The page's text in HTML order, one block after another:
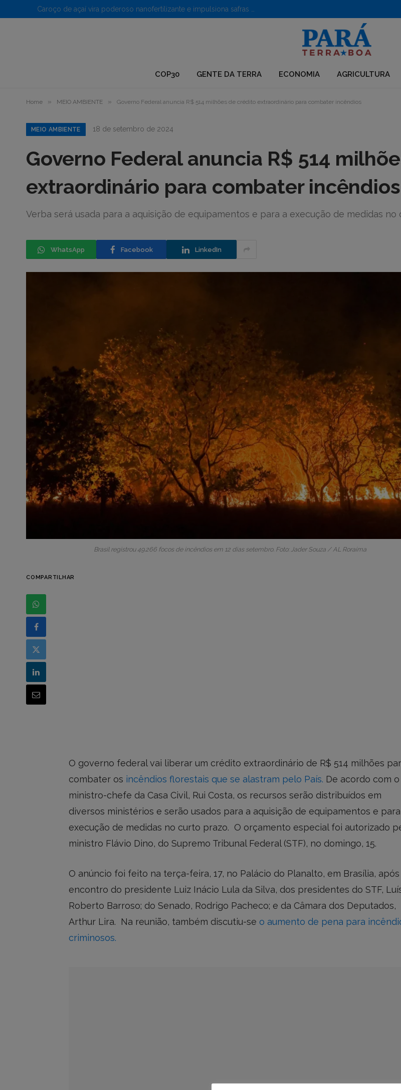
COP30 GENTE DA TERRA ECONOMIA AGRICULTURA
Home » MEIO AMBIENTE » Governo Federal anuncia R$ 514 milhões de crédito extraordinário para combater incêndios
MEIO AMBIENTE 18 de setembro de 2024
Governo Federal anuncia R$ 514
extraordinário para combater incêndios
Verba será usada para a aquisição de equipamentos e para a execução de medidas no
WhatsApp Facebook LinkedIn
Brasil registrou 49.266 focos de incêndios em 12 dias setembro. Foto: Jader Souza / AL Roraíma
COMPARTILHAR
O governo federal vai liberar um crédito extraordinário de R$ 514 milhões
combater os incêndios florestais que se alastram pelo País. De acordo com o
ministro-chefe da Casa Civil, Rui Costa, os recursos serão distribuídos em
diversos ministérios e serão usados para a aquisição de equipamentos e
execução de medidas no curto prazo. O orçamento especial foi autorizado
ministro Flávio Dino, do Supremo Tribunal Federal (STF), no domingo, 15.
O anúncio foi feito na terça-feira, 17, no Palácio do Planalto, em Brasília, após
encontro do presidente Luiz Inácio Lula da Silva, dos presidentes do STF,
Roberto Barroso; do Senado, Rodrigo Pacheco; e da Câmara dos Deputados,
Arthur Lira. Na reunião, também discutiu-se o aumento de pena para
criminosos.